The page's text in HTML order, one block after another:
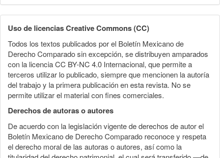
Uso de licencias Creative Commons (CC)
Todos los textos publicados por el Boletín Mexicano de
Derecho Comparado sin excepción, se distribuyen amparados
con la licencia CC BY-NC 4.0 Internacional, que permite a
terceros utilizar lo publicado, siempre que mencionen la autoría
del trabajo y la primera publicación en esta revista. No se
permite utilizar el material con fines comerciales.
Derechos de autoras o autores
De acuerdo con la legislación vigente de derechos de autor el
Boletín Mexicano de Derecho Comparado reconoce y respeta
el derecho moral de las autoras o autores, así como la